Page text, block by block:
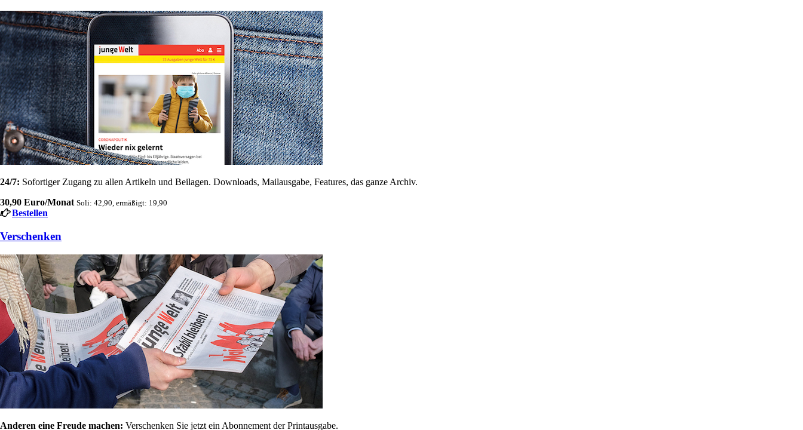
24/7: Sofortiger Zugang zu allen Artikeln und Beilagen. Downloads, Mailausgabe, Features, das ganze Archiv.
30,90 Euro/Monat Soli: 42,90, ermäßigt: 19,90
Bestellen
Verschenken
Anderen eine Freude machen: Verschenken Sie jetzt ein Abonnement der Printausgabe.